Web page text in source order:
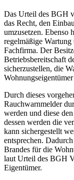
Das Urteil des BGH
das Recht, den
umzusetzen. Ebenso
regelmäßige
Fachfirma. Der
Betriebsbereitschaft
sicherzustellen, die
Durch dieses
Rauchwarnmelder
werden und diese
dessen werden die
kann sichergestellt
entsprechen.
Brandes für die
laut Urteil des BGH
Eigentümer.